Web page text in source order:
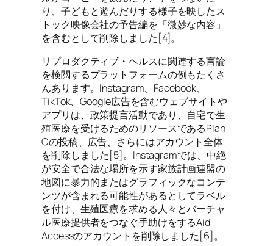
り、子どもと遊んだりする様子を映したス
トック映像会社の予告編を「微妙な内容」
を含むとして削除しました[4]。
リプロダクティブ・ヘルスに関連する言論
を検閲するプラットフォームの例もたくさ
んあります。Instagram、Facebook、
TikTok、Google広告を含むウェブサイトや
アプリは、政策提言活動であり、自宅で生
殖医療を受けるためのリソースであるPlan
Cの投稿、広告、さらにはアカウント全体
を削除しました[5]。Instagramでは、中絶
が安全で合法な場所を示す家族計画連盟の
地図に暴力的またはグラフィックなコンテ
ンツが含まれる可能性があるとしてラベル
を付け、生殖医療を求める人々とバーチャ
ル医療提供者をつなぐ手助けをするAid
Accessのアカウントを削除しました[6]。